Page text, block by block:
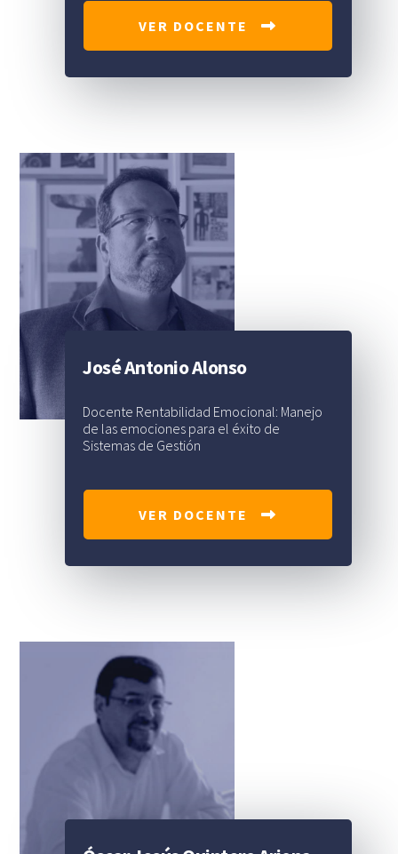
VER DOCENTE
José Antonio Alonso
Docente Rentabilidad Emocional: Manejo
de las emociones para el éxito de
Sistemas de Gestión
VER DOCENTE